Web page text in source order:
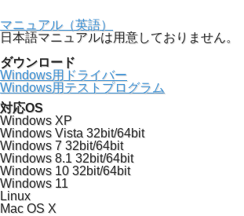
マニュアル（英語）
日本語マニュアルは用意しておりません。
ダウンロード
Windows用ドライバー
Windows用テストプログラム
対応OS
Windows XP
Windows Vista 32bit/64bit
Windows 7 32bit/64bit
Windows 8.1 32bit/64bit
Windows 10 32bit/64bit
Windows 11
Linux
Mac OS X